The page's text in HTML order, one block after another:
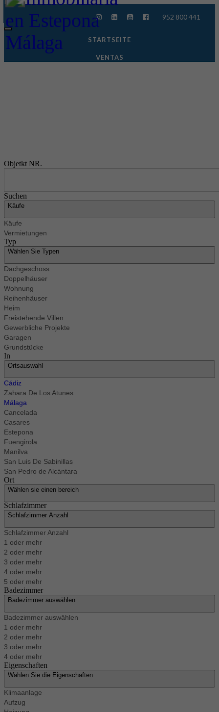
952 800 441
Toggle
navigation
STARTSEITE
VENTAS
Objetkt NR.
Suchen
Käufe
Käufe
Vermietungen
Typ
Wählen Sie Typen
Dachgeschoss
Doppelhäuser
Wohnung
Reihenhäuser
Heim
Freistehende Villen
Gewerbliche Projekte
Garagen
Grundstücke
In
Ortsauswahl
Cádiz
Zahara De Los Atunes
Málaga
Cancelada
Casares
Estepona
Fuengirola
Manilva
San Luis De Sabinillas
San Pedro de Alcántara
Ort
Wählen sie einen bereich
Schlafzimmer
Schlafzimmer Anzahl
Schlafzimmer Anzahl
1 oder mehr
2 oder mehr
3 oder mehr
4 oder mehr
5 oder mehr
Badezimmer
Badezimmer auswählen
Badezimmer auswählen
1 oder mehr
2 oder mehr
3 oder mehr
4 oder mehr
Eigenschaften
Wählen Sie die Eigenschaften
Klimaanlage
Aufzug